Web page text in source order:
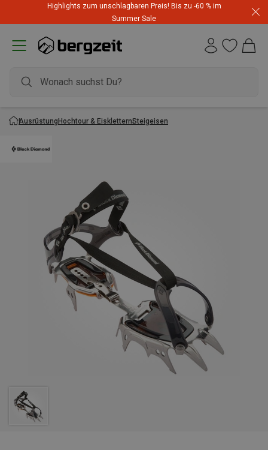
Highlights zum unschlagbaren Preis! Bis zu -60 % im
Summer Sale
AusrüstungHochtour & EiskletternSteigeisen